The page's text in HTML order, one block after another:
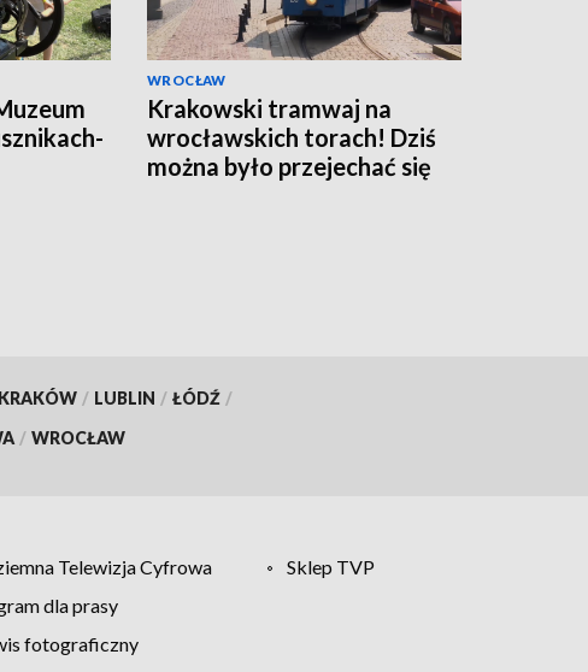
WROCŁAW
Krakowski tramwaj na
wrocławskich torach! Dziś
można było przejechać się
KRAKÓW / LUBLIN / ŁÓDŹ /
/ WROCŁAW
Telewizja Cyfrowa
Sklep TVP
dla prasy
fotograficzny